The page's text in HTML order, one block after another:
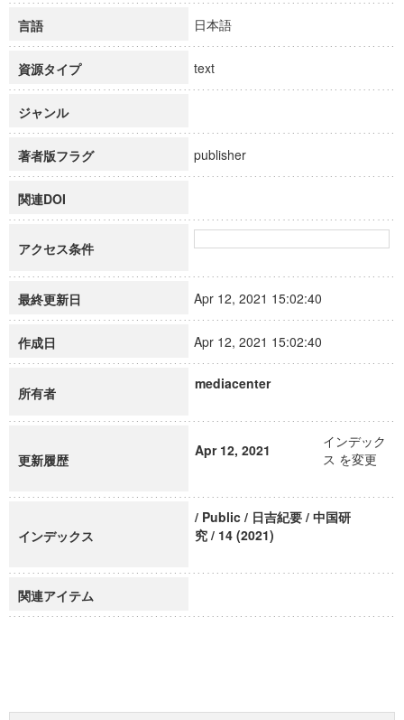
言語 日本語
資源タイプ text
ジャンル
著者版フラグ publisher
関連DOI
アクセス条件
最終更新日 Apr 12, 2021 15:02:40
作成日 Apr 12, 2021 15:02:40
所有者
mediacenter
更新履歴
Apr 12, 2021
インデック
ス を変更
インデックス
/ Public / 日吉紀要 / 中国研
究 / 14 (2021)
関連アイテム